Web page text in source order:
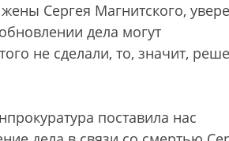
Сергея Магнитского,
дела могут
не сделали, то, значит,
поставила нас